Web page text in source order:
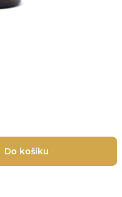
Do košíku